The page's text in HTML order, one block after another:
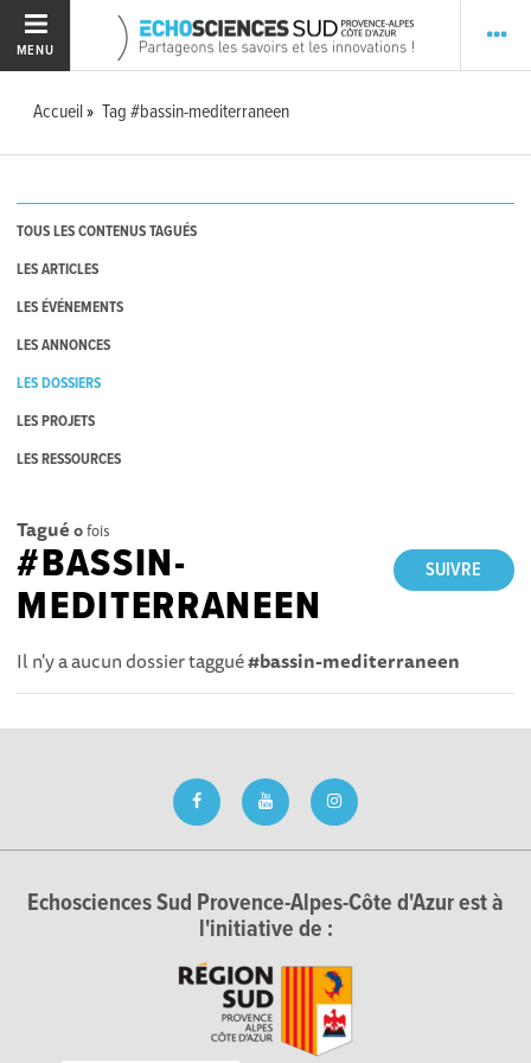
MENU
Accueil Tag #bassin-mediterraneen
TOUS LES CONTENUS TAGUÉS
LES ARTICLES
LES ÉVÉNEMENTS
LES ANNONCES
LES DOSSIERS
LES PROJETS
LES RESSOURCES
Tagué 0fois
SUIVRE
#BASSIN-
MEDITERRANEEN
Il n'y a aucun dossier taggué#bassin-mediterraneen
Echosciences Sud Provence-Alpes-Côte d'Azur est à
l'initiative de :